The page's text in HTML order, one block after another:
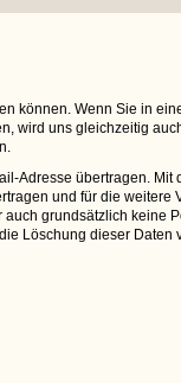
können. Wenn Sie in
wird uns gleichzeitig
Adresse übertragen. Mit
und für die weitere
grundsätzlich keine
Löschung dieser Daten